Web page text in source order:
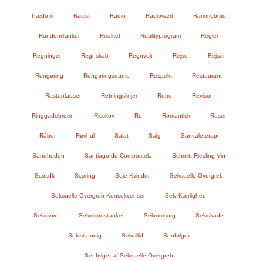
Pædofili Racist Radio Radiovært Rammebrud
RandomTanker Realitet Realityprogram Regler
Regninger Regnskab Regnvejr Rejse Rejser
Rengøring Rengøringsdame Respekt Restaurant
Restepladser Retningslinjer Retro Revisor
Ringgadebroen Risskov Ro Romantisk Roser
Råber Røvhul Salat Salg Samtaleterapi
Sandheden Santiago de Compostela Schmitt Riesling Vin
Scor.dk Scoring Seje Kvinder Seksuelle Overgreb
Seksuelle Overgreb Konsekvenser Selv-Kærlighed
Selvmord Selvmordstanker Selvomsorg Selvskade
Selvstændig Selvtillid Senfølger
Senfølger af Seksuelle Overgreb